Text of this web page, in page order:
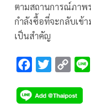
ตามสถานการณ์ภาพ
กำลังซื้อที่จะกลับเข้
เป็นสำคัญ
F
e
T
tt
C
p